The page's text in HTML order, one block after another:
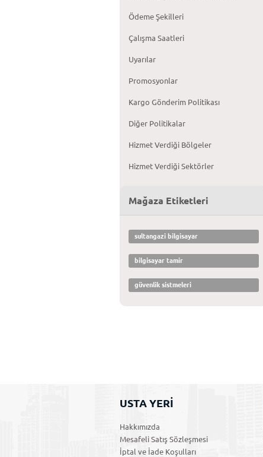
Ödeme Şekilleri
Çalışma Saatleri
Uyarılar
Promosyonlar
Kargo Gönderim Politikası
Diğer Politikalar
Hizmet Verdiği Bölgeler
Hizmet Verdiği Sektörler
Mağaza Etiketleri
sultangazi bilgisayar
bilgisayar tamir
güvenlik sistmeleri
USTA YERİ
Hakkımızda
Mesafeli Satış Sözleşmesi
İptal ve İade Koşulları